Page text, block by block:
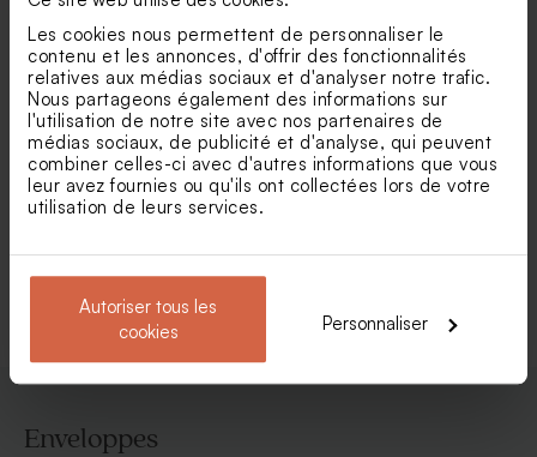
Les cookies nous permettent de personnaliser le
contenu et les annonces, d'offrir des fonctionnalités
relatives aux médias sociaux et d'analyser notre trafic.
Nous partageons également des informations sur
l'utilisation de notre site avec nos partenaires de
médias sociaux, de publicité et d'analyse, qui peuvent
combiner celles-ci avec d'autres informations que vous
leur avez fournies ou qu'ils ont collectées lors de votre
utilisation de leurs services.
Autoriser tous les
cookies
Personnaliser
Carte remerciement
mariage bouquet floral rose
et blanc
Carte de remerciements
mariage couronne
eucalyptus et dorure
Voir toute la collection Carte
remerciement mariage
Enveloppes